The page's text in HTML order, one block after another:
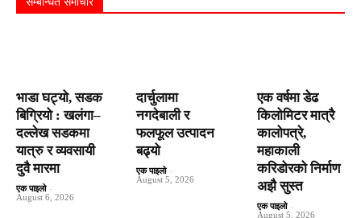
भाडा घट्यो, सडक
बिग्रियो : खलंगा–
दल्लेख सडकमा
यात्रु र व्यवसायी
दुवै मारमा
एक पाइलो -
August 6, 2026
दार्चुलामा
नगदेबाली र
फलफूल उत्पादन
बढ्यो
एक पाइलो -
August 5, 2026
एक वर्षमा डेढ
किलोमिटर मात्रै
कालोपत्रे,
महाकाली
करिडोरको निर्माण
अझै सुस्त
एक पाइलो -
August 5, 2026